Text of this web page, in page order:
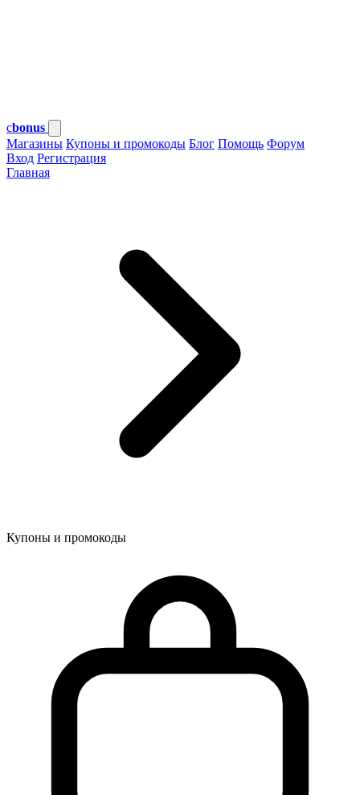
cbonus
Магазины Купоны и промокоды Блог Помощь Форум
Вход Регистрация
Главная
Купоны и промокоды